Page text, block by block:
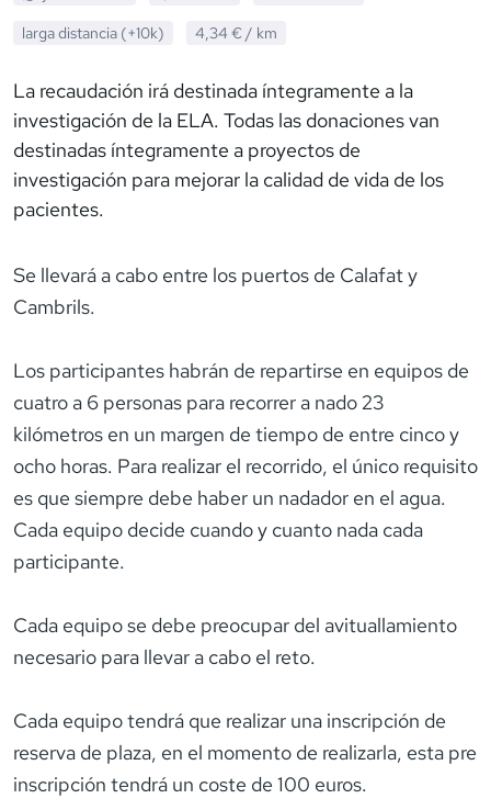
larga distancia (+10k)
4,34 € / km
La recaudación irá destinada íntegramente a la
investigación de la ELA. Todas las donaciones van
destinadas íntegramente a proyectos de
investigación para mejorar la calidad de vida de los
pacientes.
Se llevará a cabo entre los puertos de Calafat y
Cambrils.
Los participantes habrán de repartirse en equipos de
cuatro a 6 personas para recorrer a nado 23
kilómetros en un margen de tiempo de entre cinco y
ocho horas. Para realizar el recorrido, el único requisito
es que siempre debe haber un nadador en el agua.
Cada equipo decide cuando y cuanto nada cada
participante.
Cada equipo se debe preocupar del avituallamiento
necesario para llevar a cabo el reto.
Cada equipo tendrá que realizar una inscripción de
reserva de plaza, en el momento de realizarla, esta pre
inscripción tendrá un coste de 100 euros.